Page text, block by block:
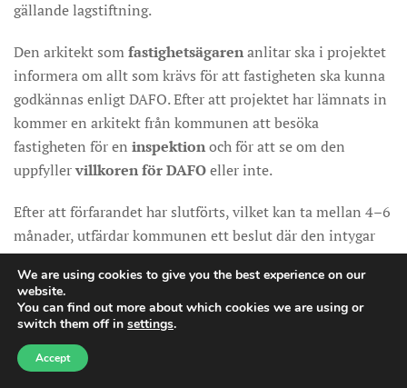
gällande lagstiftning.
Den arkitekt somfastighetsägarenanlitar ska i projektet
informera om allt som krävs för att fastigheten ska kunna
godkännas enligt DAFO. Efter att projektet har lämnats in
kommer en arkitekt från kommunen att besöka
fastigheten för en inspektionoch för att se om den
uppfyllervillkoren för DAFOeller inte.
Efter att förfarandet har slutförts, vilket kan ta mellan 4–6
månader, utfärdar kommunen ett beslut där den intygar
att fastigheten –Asimilado Fuera de Ordenación-, samt
även alla byggnader på tomten, fastställs som godkända
utom stadsplaneringen.
Är det obligatoriskt att
We are using cookies to give you the best experience on our
website.
You can find out more about which cookies we are using or
switch them off in settings.
Accept